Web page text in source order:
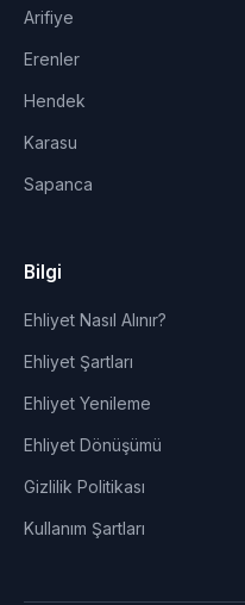
Arifiye
Erenler
Hendek
Karasu
Sapanca
Bilgi
Ehliyet Nasıl Alınır?
Ehliyet Şartları
Ehliyet Yenileme
Ehliyet Dönüşümü
Gizlilik Politikası
Kullanım Şartları